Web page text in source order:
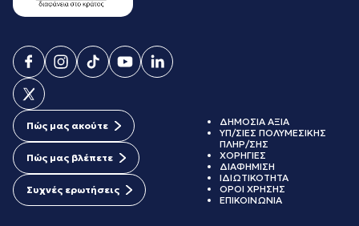
Πώς μας ακούτε
Πώς μας βλέπετε
Συχνές ερωτήσεις
ΔΗΜΟΣΙΑ ΑΞΙΑ
ΥΠ/ΣΙΕΣ ΠΟΛΥΜΕΣΙΚΗΣ
ΠΛΗΡ/ΣΗΣ
ΧΟΡΗΓΙΕΣ
ΔΙΑΦΗΜΙΣΗ
ΙΔΙΩΤΙΚΟΤΗΤΑ
ΟΡΟΙ ΧΡΗΣΗΣ
ΕΠΙΚΟΙΝΩΝΙΑ